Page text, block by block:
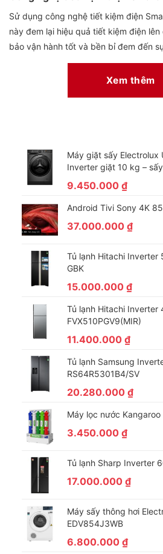
Sử dụng công nghệ tiết kiệm điện
này đem lại hiệu quả tiết kiệm điện
bảo vận hành tốt và bền bỉ đem đến
tuyệt vời cho bạn.
Công nghệ No Frost làm lạnh
Làm lạnh theo kiểu Nofrost với dàn
tủ có quạt đảo nhiệt đảm bảo nhiệt
Với công nghệ làm lạnh Nofrost sẽ
tượng đóng đá dàn lạnh. Do vậy hạn
phải xả đông khi sử dụng và bảo
Tiết kiệm điện năng bằng dàn
Tủ mát Sanaky Dàn lạnh bằng đồng
đông dẫn nhiệt nhanh hơn, vận hành
Xem thêm
Máy giặt sấy Electrolux
Inverter giặt 10 kg –
9.450.000 ₫
Android Tivi Sony 4K
37.000.000 ₫
Tủ lạnh Hitachi Inverter
GBK
15.000.000 ₫
Tủ lạnh Hitachi Inverter
FVX510PGV9(MIR)
11.400.000 ₫
Tủ lạnh Samsung
RS64R5301B4/SV
20.280.000 ₫
Máy lọc nước Kangaroo
3.450.000 ₫
Tủ lạnh Sharp Inverter
17.000.000 ₫
Máy sấy thông hơi
EDV854J3WB
6.800.000 ₫